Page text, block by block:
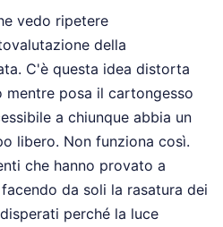
vedo ripetere
della
C'è questa idea distorta
mentre posa il cartongesso
a chiunque abbia un
libero. Non funziona così.
che hanno provato a
da soli la rasatura dei
perché la luce